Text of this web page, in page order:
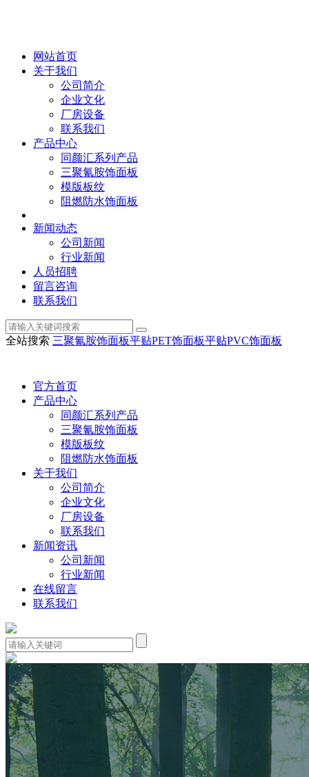
网站首页
关于我们
公司简介
企业文化
厂房设备
联系我们
产品中心
同颜汇系列产品
三聚氰胺饰面板
模版板纹
阻燃防水饰面板
新闻动态
公司新闻
行业新闻
人员招聘
留言咨询
联系我们
全站搜索 三聚氰胺饰面板平贴PET饰面板平贴PVC饰面板
官方首页
产品中心
同颜汇系列产品
三聚氰胺饰面板
模版板纹
阻燃防水饰面板
关于我们
公司简介
企业文化
厂房设备
联系我们
新闻资讯
公司新闻
行业新闻
在线留言
联系我们